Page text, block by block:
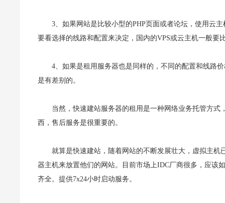
3、如果网站是比较小型的PHP页面或者论坛，使用云
要看选择的线路和配置来决定，国内的VPS或云主机一般要
4、如果是租用服务器也是同样的，不同的配置和线路
是有差别的。
当然，快速建站服务器的租用是一种网络业务托管方
西，售后服务是很重要的。
就算是快速建站，随着网站的不断发展壮大，虚拟主
器主机来放置他们的网站。目前市场上IDC厂商很多，应该
齐全。提供7x24小时启动服务。